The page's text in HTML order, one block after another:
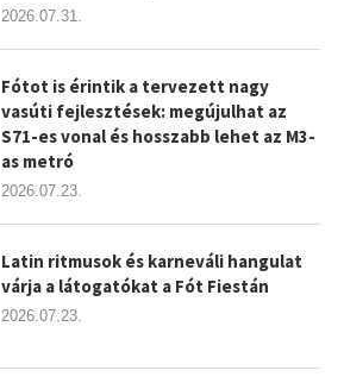
2026.07.31.
Fótot is érintik a tervezett nagy
vasúti fejlesztések: megújulhat az
S71-es vonal és hosszabb lehet az M3-
as metró
2026.07.23.
Latin ritmusok és karneváli hangulat
várja a látogatókat a Fót Fiestán
2026.07.23.